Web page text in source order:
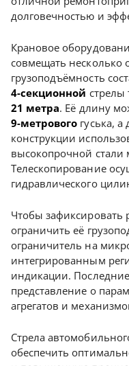
долговечностью и
Крановое
совмещать несколько
грузоподъёмность
4-секционной стрелы
21 метра. Её длину
9-метрового гуська, а
конструкции
высокопрочной стали
Телескопирование
гидравлического
Чтобы зафиксировать
ограничить её
ограничитель на
интегрированным
индикации.
представление о
агрегатов и
Стрела
обеспечить